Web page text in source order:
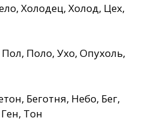
Холодец, Холод, Цех,
Поло, Ухо, Опухоль,
Беготня, Небо, Бег,
Тон